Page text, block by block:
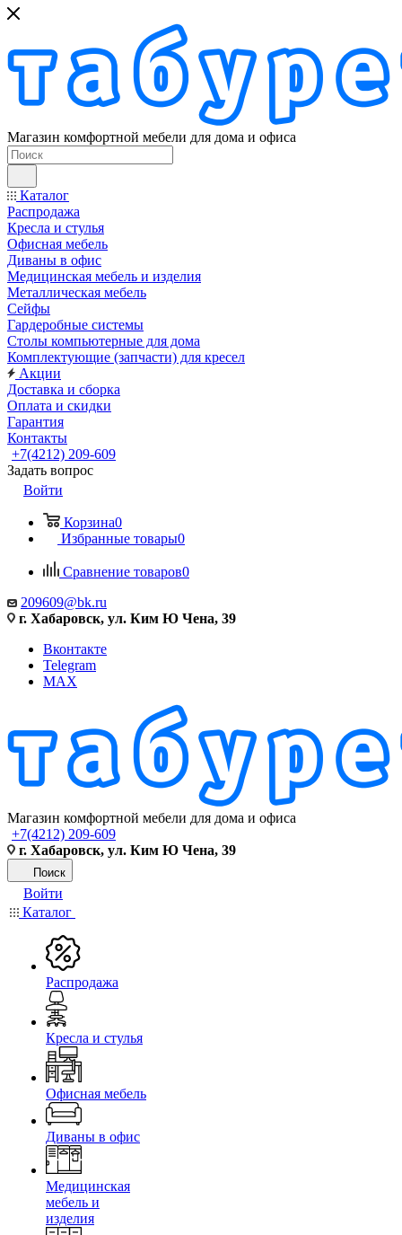
Магазин комфортной мебели для дома и офиса
Каталог
Распродажа
Кресла и стулья
Офисная мебель
Диваны в офис
Медицинская мебель и изделия
Металлическая мебель
Сейфы
Гардеробные системы
Столы компьютерные для дома
Комплектующие (запчасти) для кресел
Акции
Доставка и сборка
Оплата и скидки
Гарантия
Контакты
+7(4212) 209-609
Задать вопрос
Войти
Корзина0
Избранные товары0
Сравнение товаров0
209609@bk.ru
г. Хабаровск, ул. Ким Ю Чена, 39
Вконтакте
Telegram
MAX
Магазин комфортной мебели для дома и офиса
+7(4212) 209-609
г. Хабаровск, ул. Ким Ю Чена, 39
Поиск
Войти
Каталог
Распродажа
Кресла и стулья
Офисная мебель
Диваны в офис
Медицинская
мебель и
изделия